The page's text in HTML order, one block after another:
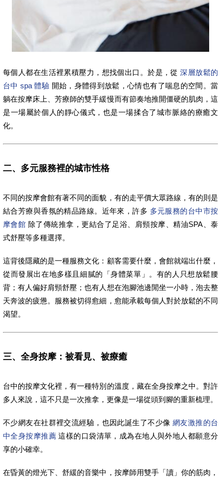
每個人都在生活裡累積壓力，想找個出口。於是，從深層放鬆的
台中 spa 體驗 開始，身體得到放鬆，心情也有了喘息的空間。當
躺在按摩床上、芳療師的雙手緩慢而有節奏地推開僵硬的肌肉，這
是一場屬於個人的靜心儀式，也是一場揉合了城市脈絡的療癒文
化。
二、多元服務裡的城市性格
不同的按摩會館有著不同的面貌，有的走平價大眾路線，有的則是
結合芳療與香氛的精品路線。近年來，許多 多元服務的台中市按
摩會館 除了傳統推拿，更結合了足浴、肩頸按摩、精油SPA、泰
式舒壓等多種選擇。
這背後隱藏的是一種服務文化：顧客需要什麼，會館就端出什麼，
從而發展出在地多樣且細膩的「身體菜單」。有的人只想放鬆腰
背；有人偏好肩頸舒壓；也有人想在泡腳池邊閒坐一小時，泡去整
天奔波的疲憊。服務被切得愈細，愈能承載每個人對於放鬆的不同
渴望。
三、全身按摩：被看見、被療癒
台中的按摩文化裡，有一種特別的溫度，藏在全身按摩之中。對許
多人來說，這不只是一次推拿，更像是一場從頭到腳的重新梳理。
不少網友在社群裡交流經驗，也因此誕生了不少像 網友激推的台
中全身按摩推薦 這樣的口袋清單，成為在地人與外地人都願意分
享的小確幸。
在昏黃的燈光下、舒緩的音樂中，按摩師用雙手「讀」你的筋肉，